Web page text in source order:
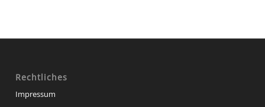
Rechtliches
Impressum